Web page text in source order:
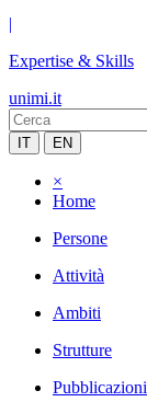
|
Expertise & Skills
unimi.it
IT EN
×
Home
Persone
Attività
Ambiti
Strutture
Pubblicazioni